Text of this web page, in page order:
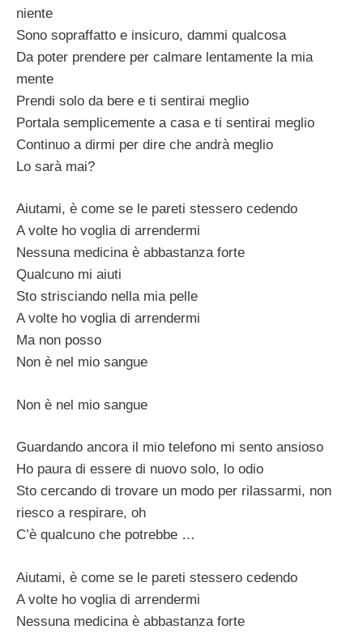
niente
Sono sopraffatto e insicuro, dammi qualcosa
Da poter prendere per calmare lentamente la mia
mente
Prendi solo da bere e ti sentirai meglio
Portala semplicemente a casa e ti sentirai meglio
Continuo a dirmi per dire che andrà meglio
Lo sarà mai?
Aiutami, è come se le pareti stessero cedendo
A volte ho voglia di arrendermi
Nessuna medicina è abbastanza forte
Qualcuno mi aiuti
Sto strisciando nella mia pelle
A volte ho voglia di arrendermi
Ma non posso
Non è nel mio sangue
Non è nel mio sangue
Guardando ancora il mio telefono mi sento ansioso
Ho paura di essere di nuovo solo, lo odio
Sto cercando di trovare un modo per rilassarmi, non
riesco a respirare, oh
C’è qualcuno che potrebbe …
Aiutami, è come se le pareti stessero cedendo
A volte ho voglia di arrendermi
Nessuna medicina è abbastanza forte